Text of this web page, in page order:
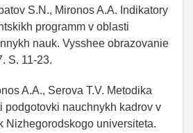
S.N., Mironos A.A. Indikatory
programm v oblasti
nauk. Vysshee obrazovanie
S. 11-23.
A.A., Serova T.V. Metodika
podgotovki nauchnykh kadrov v
Nizhegorodskogo universiteta.